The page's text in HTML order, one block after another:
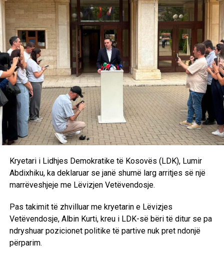
Kosovës, mirëpo vijmë sërish tek problemi i zgjedhjes së
presidentit, kjo është një formulë tashmë e sprovuar dhe
me metoda të njëjta nuk mund të kemi rezultate të tjera.
Andaj kjo do të shpjerë të pashmangshëm drejt
shpërndarjes së Kuvendit. Marrëveshjen politike nuk e
kemi ende. Pritjet janë të ndryshme, qëndrimet nuk
përputhen dhe është bindja ime që ka një dallim drastik
midis rezultatit zgjedhor dhe kërkesave të Lidhjes
Demokratike të Kosovës”, deklaroi Kurti pas takimit me
Abdixhikun. /Ekonomia Online/
Kryetari i Lidhjes Demokratike të Kosovës (LDK), Lumir
Abdixhiku, ka deklaruar se janë shumë larg arritjes së një
marrëveshjeje me Lëvizjen Vetëvendosje.
Pas takimit të zhvilluar me kryetarin e Lëvizjes
Vetëvendosje, Albin Kurti, kreu i LDK-së bëri të ditur se pa
ndryshuar pozicionet politike të partive nuk pret ndonjë
përparim.